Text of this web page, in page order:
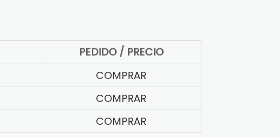
PEDIDO / PRECIO
COMPRAR
COMPRAR
COMPRAR